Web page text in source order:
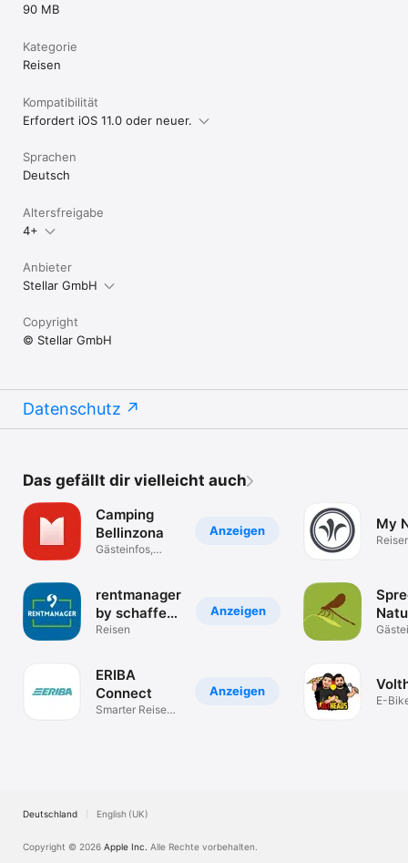
90 MB
Kategorie
Reisen
Kompatibilität
Erfordert iOS 11.0 oder neuer.
Sprachen
Deutsch
Altersfreigabe
4+
Anbieter
Stellar GmbH
Copyright
© Stellar GmbH
Datenschutz
Das gefällt dir vielleicht auch
Anzeigen
Camping
Bellinzona
Gästeinfos,
Anzeigen
rentmanager
by schaffer-
mobil
Reisen
Anzeigen
ERIBA
Connect
Smarter Reisen
My
E-
Deutschland English (UK)
Copyright © 2026 Apple Inc. Alle Rechte vorbehalten.